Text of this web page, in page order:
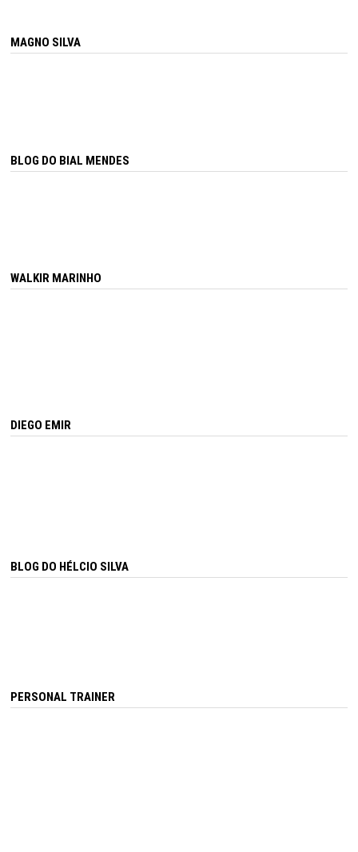
MAGNO SILVA
BLOG DO BIAL MENDES
WALKIR MARINHO
DIEGO EMIR
BLOG DO HÉLCIO SILVA
PERSONAL TRAINER